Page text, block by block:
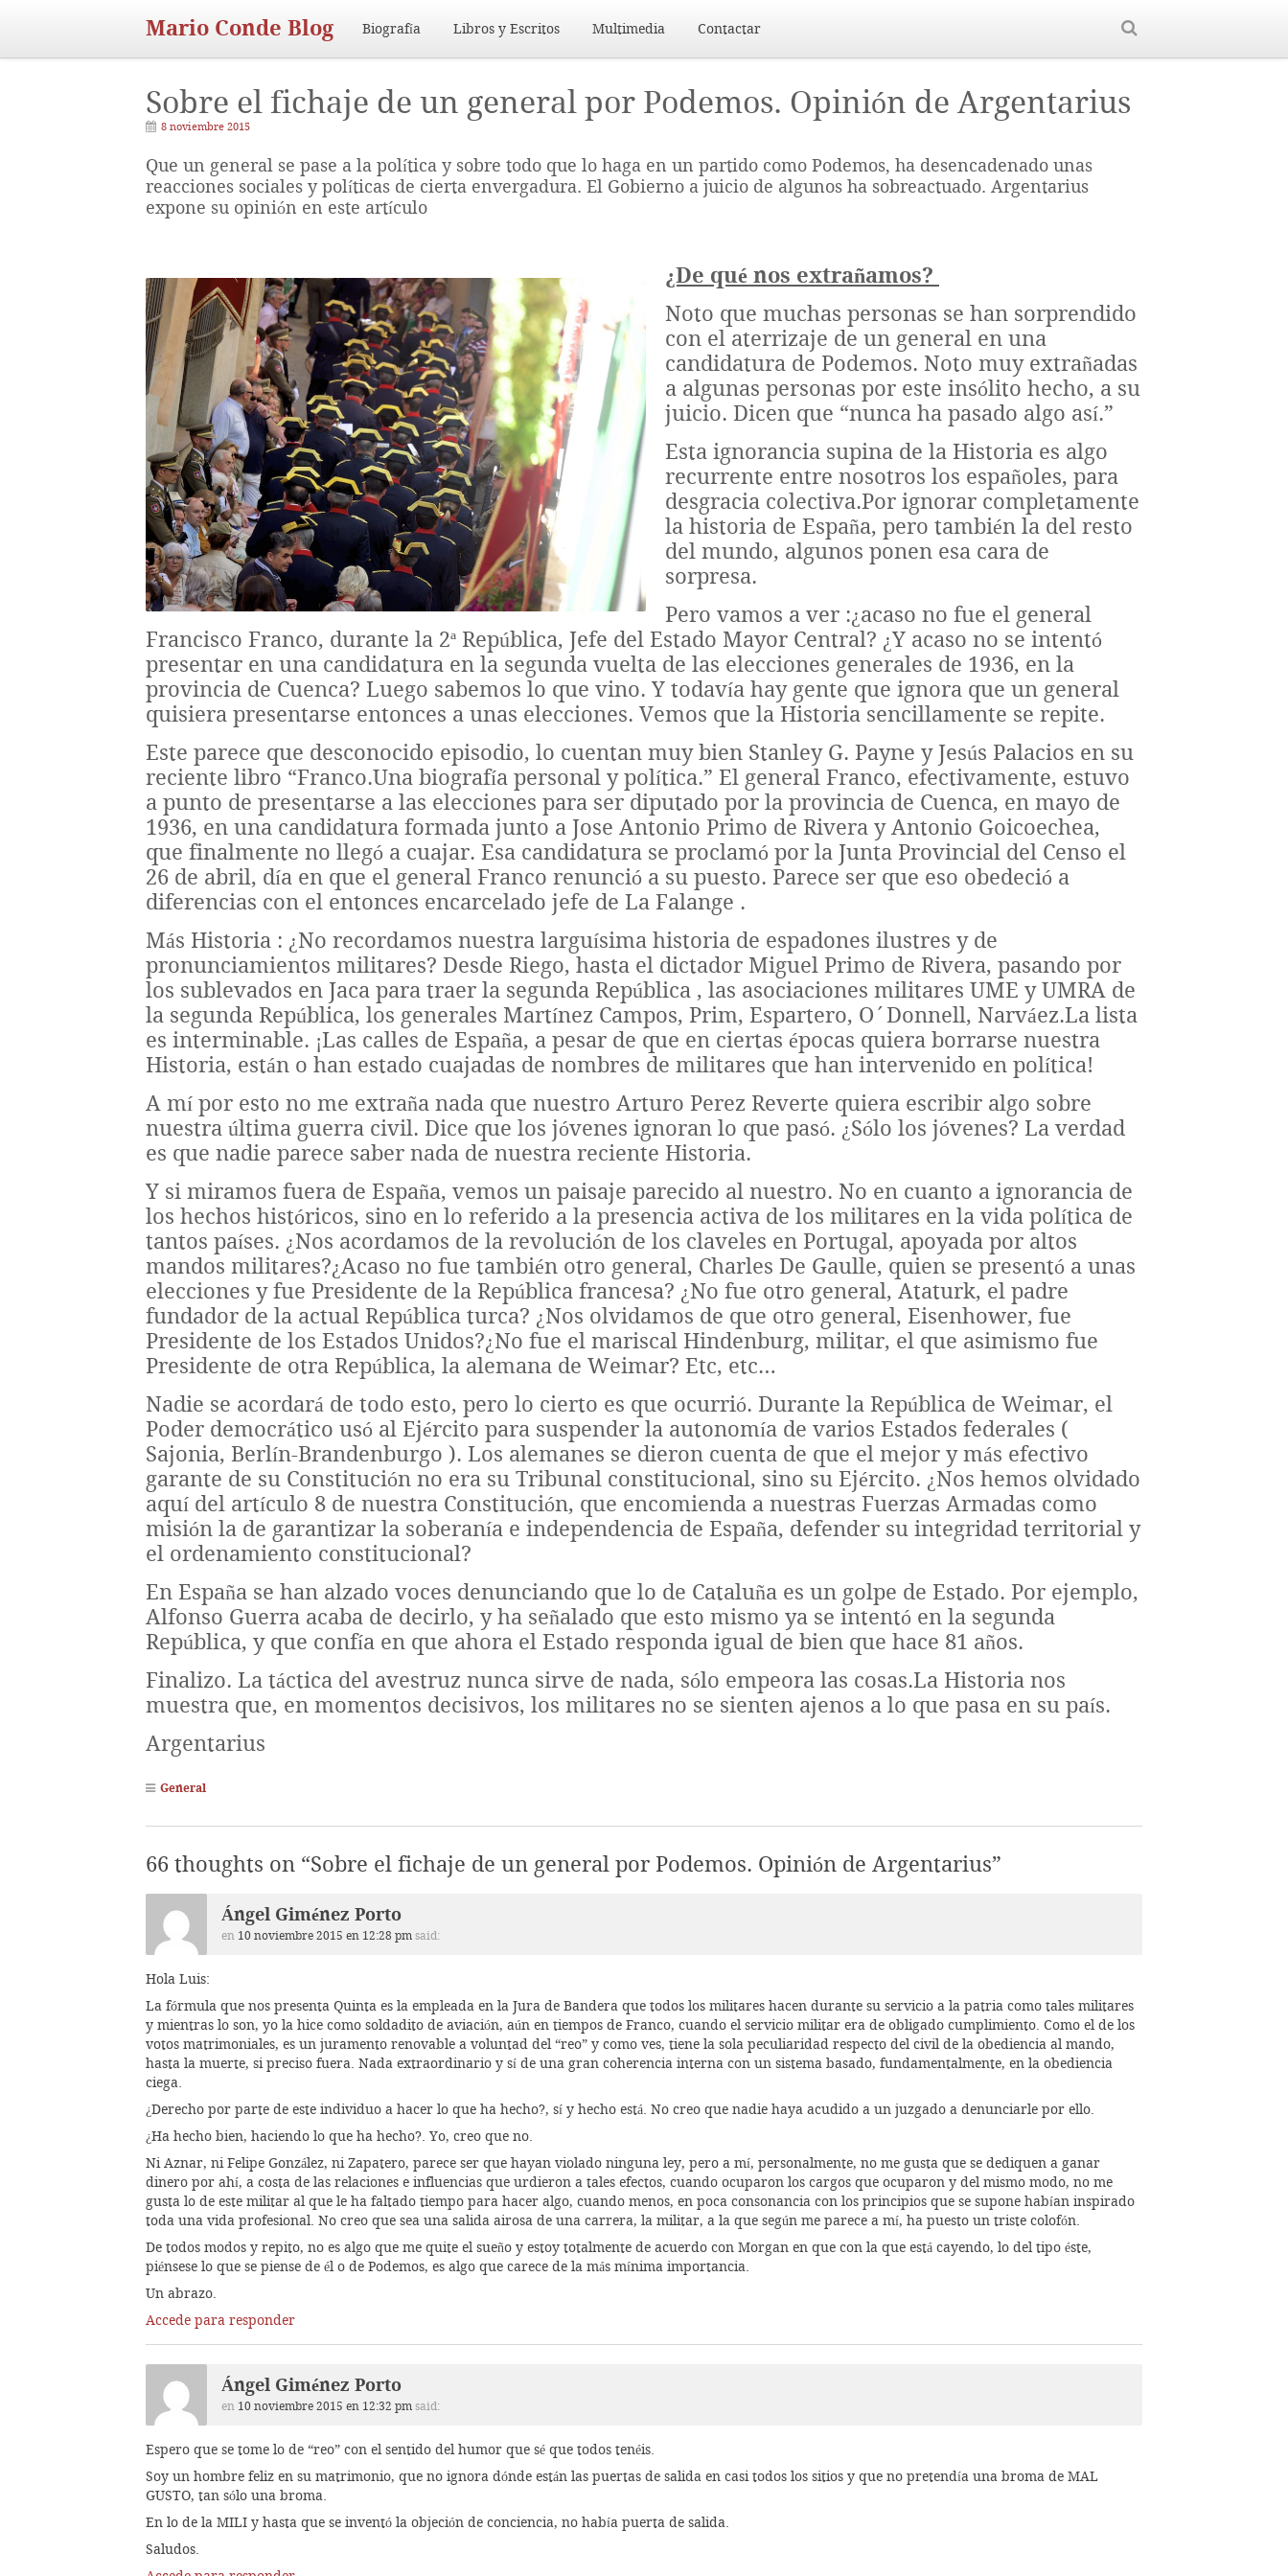
Mario Conde Blog Biografía Libros y Escritos Multimedia Contactar
Sobre el fichaje de un general por Podemos. Opinión de Argentarius
8 noviembre 2015
Que un general se pase a la política y sobre todo que lo haga en un partido como Podemos, ha desencadenado unas
reacciones sociales y políticas de cierta envergadura. El Gobierno a juicio de algunos ha sobreactuado. Argentarius
expone su opinión en este artículo
¿De qué nos extrañamos?
Noto que muchas personas se han sorprendido
con el aterrizaje de un general en una
candidatura de Podemos. Noto muy extrañadas
a algunas personas por este insólito hecho, a su
juicio. Dicen que “nunca ha pasado algo así.”
Esta ignorancia supina de la Historia es algo
recurrente entre nosotros los españoles, para
desgracia colectiva.Por ignorar completamente
la historia de España, pero también la del resto
del mundo, algunos ponen esa cara de
sorpresa.
Pero vamos a ver :¿acaso no fue el general
Francisco Franco, durante la 2ª República, Jefe del Estado Mayor Central? ¿Y acaso no se intentó
presentar en una candidatura en la segunda vuelta de las elecciones generales de 1936, en la
provincia de Cuenca? Luego sabemos lo que vino. Y todavía hay gente que ignora que un general
quisiera presentarse entonces a unas elecciones. Vemos que la Historia sencillamente se repite.
Este parece que desconocido episodio, lo cuentan muy bien Stanley G. Payne y Jesús Palacios en su
reciente libro “Franco.Una biografía personal y política.” El general Franco, efectivamente, estuvo
a punto de presentarse a las elecciones para ser diputado por la provincia de Cuenca, en mayo de
1936, en una candidatura formada junto a Jose Antonio Primo de Rivera y Antonio Goicoechea,
que finalmente no llegó a cuajar. Esa candidatura se proclamó por la Junta Provincial del Censo el
26 de abril, día en que el general Franco renunció a su puesto. Parece ser que eso obedeció a
diferencias con el entonces encarcelado jefe de La Falange .
Más Historia : ¿No recordamos nuestra larguísima historia de espadones ilustres y de
pronunciamientos militares? Desde Riego, hasta el dictador Miguel Primo de Rivera, pasando por
los sublevados en Jaca para traer la segunda República , las asociaciones militares UME y UMRA de
la segunda República, los generales Martínez Campos, Prim, Espartero, O´Donnell, Narváez.La lista
es interminable. ¡Las calles de España, a pesar de que en ciertas épocas quiera borrarse nuestra
Historia, están o han estado cuajadas de nombres de militares que han intervenido en política!
A mí por esto no me extraña nada que nuestro Arturo Perez Reverte quiera escribir algo sobre
nuestra última guerra civil. Dice que los jóvenes ignoran lo que pasó. ¿Sólo los jóvenes? La verdad
es que nadie parece saber nada de nuestra reciente Historia.
Y si miramos fuera de España, vemos un paisaje parecido al nuestro. No en cuanto a ignorancia de
los hechos históricos, sino en lo referido a la presencia activa de los militares en la vida política de
tantos países. ¿Nos acordamos de la revolución de los claveles en Portugal, apoyada por altos
mandos militares?¿Acaso no fue también otro general, Charles De Gaulle, quien se presentó a unas
elecciones y fue Presidente de la República francesa? ¿No fue otro general, Ataturk, el padre
fundador de la actual República turca? ¿Nos olvidamos de que otro general, Eisenhower, fue
Presidente de los Estados Unidos?¿No fue el mariscal Hindenburg, militar, el que asimismo fue
Presidente de otra República, la alemana de Weimar? Etc, etc…
Nadie se acordará de todo esto, pero lo cierto es que ocurrió. Durante la República de Weimar, el
Poder democrático usó al Ejército para suspender la autonomía de varios Estados federales (
Sajonia, Berlín-Brandenburgo ). Los alemanes se dieron cuenta de que el mejor y más efectivo
garante de su Constitución no era su Tribunal constitucional, sino su Ejército. ¿Nos hemos olvidado
aquí del artículo 8 de nuestra Constitución, que encomienda a nuestras Fuerzas Armadas como
misión la de garantizar la soberanía e independencia de España, defender su integridad territorial y
el ordenamiento constitucional?
En España se han alzado voces denunciando que lo de Cataluña es un golpe de Estado. Por ejemplo,
Alfonso Guerra acaba de decirlo, y ha señalado que esto mismo ya se intentó en la segunda
República, y que confía en que ahora el Estado responda igual de bien que hace 81 años.
Finalizo. La táctica del avestruz nunca sirve de nada, sólo empeora las cosas.La Historia nos
muestra que, en momentos decisivos, los militares no se sienten ajenos a lo que pasa en su país.
Argentarius
General
66 thoughts on “Sobre el fichaje de un general por Podemos. Opinión de Argentarius”
Ángel Giménez Porto
en 10 noviembre 2015 en 12:28 pm said:
Hola Luis:
La fórmula que nos presenta Quinta es la empleada en la Jura de Bandera que todos los militares hacen durante su servicio a la patria como tales militares
y mientras lo son, yo la hice como soldadito de aviación, aún en tiempos de Franco, cuando el servicio militar era de obligado cumplimiento. Como el de los
votos matrimoniales, es un juramento renovable a voluntad del “reo” y como ves, tiene la sola peculiaridad respecto del civil de la obediencia al mando,
hasta la muerte, si preciso fuera. Nada extraordinario y sí de una gran coherencia interna con un sistema basado, fundamentalmente, en la obediencia
ciega.
¿Derecho por parte de este individuo a hacer lo que ha hecho?, sí y hecho está. No creo que nadie haya acudido a un juzgado a denunciarle por ello.
¿Ha hecho bien, haciendo lo que ha hecho?. Yo, creo que no.
Ni Aznar, ni Felipe González, ni Zapatero, parece ser que hayan violado ninguna ley, pero a mí, personalmente, no me gusta que se dediquen a ganar
dinero por ahí, a costa de las relaciones e influencias que urdieron a tales efectos, cuando ocuparon los cargos que ocuparon y del mismo modo, no me
gusta lo de este militar al que le ha faltado tiempo para hacer algo, cuando menos, en poca consonancia con los principios que se supone habían inspirado
toda una vida profesional. No creo que sea una salida airosa de una carrera, la militar, a la que según me parece a mí, ha puesto un triste colofón.
De todos modos y repito, no es algo que me quite el sueño y estoy totalmente de acuerdo con Morgan en que con la que está cayendo, lo del tipo éste,
piénsese lo que se piense de él o de Podemos, es algo que carece de la más mínima importancia.
Un abrazo.
Accede para responder
Ángel Giménez Porto
en 10 noviembre 2015 en 12:32 pm said:
Espero que se tome lo de “reo” con el sentido del humor que sé que todos tenéis.
Soy un hombre feliz en su matrimonio, que no ignora dónde están las puertas de salida en casi todos los sitios y que no pretendía una broma de MAL
GUSTO, tan sólo una broma.
En lo de la MILI y hasta que se inventó la objeción de conciencia, no había puerta de salida.
Saludos.